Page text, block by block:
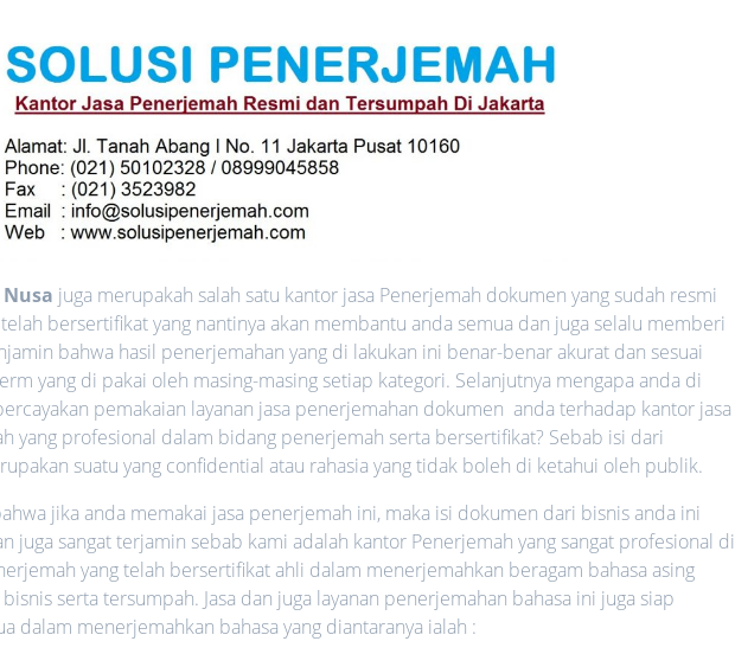
juga merupakah salah satu kantor jasa Penerjemah dokumen yang sudah resmi
bersertifikat yang nantinya akan membantu anda semua dan juga selalu memberi
bahwa hasil penerjemahan yang di lakukan ini benar-benar akurat dan sesuai
yang di pakai oleh masing-masing setiap kategori. Selanjutnya mengapa anda di
pemakaian layanan jasa penerjemahan dokumen anda terhadap kantor jasa
yang profesional dalam bidang penerjemah serta bersertifikat? Sebab isi dari
suatu yang confidential atau rahasia yang tidak boleh di ketahui oleh publik.
jika anda memakai jasa penerjemah ini, maka isi dokumen dari bisnis anda ini
juga sangat terjamin sebab kami adalah kantor Penerjemah yang sangat profesional di
yang telah bersertifikat ahli dalam menerjemahkan beragam bahasa asing
serta tersumpah. Jasa dan juga layanan penerjemahan bahasa ini juga siap
dalam menerjemahkan bahasa yang diantaranya ialah :